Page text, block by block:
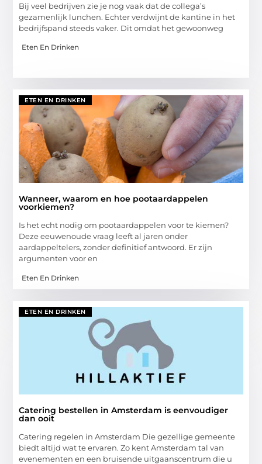
Bij veel bedrijven zie je nog vaak dat de collega’s
gezamenlijk lunchen. Echter verdwijnt de kantine in het
bedrijfspand steeds vaker. Dit omdat het gewoonweg
Eten En Drinken
ETEN EN DRINKEN
Wanneer, waarom en hoe pootaardappelen
voorkiemen?
Is het echt nodig om pootaardappelen voor te kiemen?
Deze eeuwenoude vraag leeft al jaren onder
aardappeltelers, zonder definitief antwoord. Er zijn
argumenten voor en
Eten En Drinken
ETEN EN DRINKEN
Catering bestellen in Amsterdam is eenvoudiger
dan ooit
Catering regelen in Amsterdam Die gezellige gemeente
biedt altijd wat te ervaren. Zo kent Amsterdam tal van
evenementen en een bruisende uitgaanscentrum die u